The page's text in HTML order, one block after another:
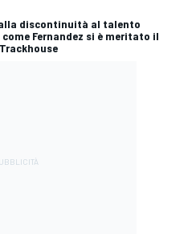
discontinuità al talento
Fernandez si è meritato il